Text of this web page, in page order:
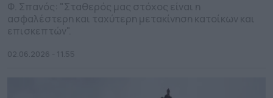
02.06.2026 - 11.55